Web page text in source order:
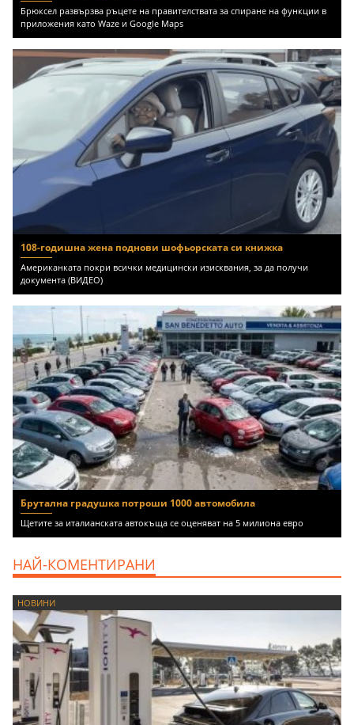
Брюксел развързва ръцете на правителствата за спиране на функции в
приложения като Waze и Google Maps
108-годишна жена поднови шофьорската си книжка
Американката покри всички медицински изисквания, за да получи
документа (ВИДЕО)
Брутална градушка потроши 1000 автомобила
Щетите за италианската автокъща се оценяват на 5 милиона евро
НАЙ-КОМЕНТИРАНИ
НОВИНИ